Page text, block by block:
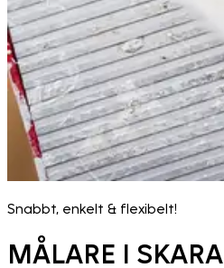
Snabbt, enkelt & flexibelt!
MÅLARE I SKARA